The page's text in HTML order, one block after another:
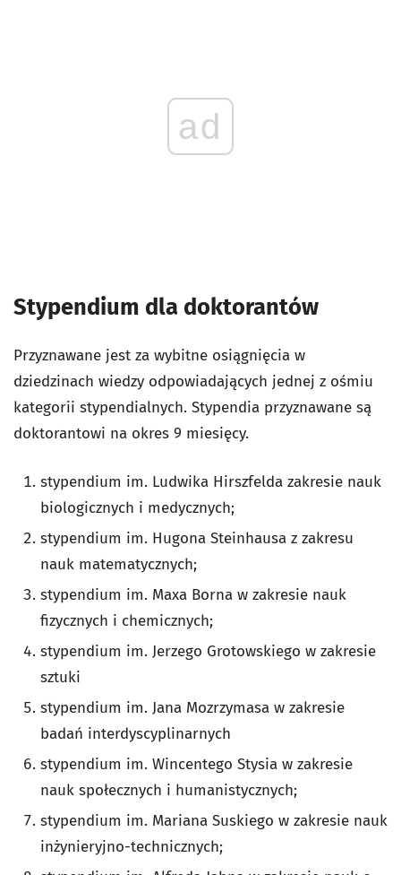
ad
Stypendium dla doktorantów
Przyznawane jest za wybitne osiągnięcia w
dziedzinach wiedzy odpowiadających jednej z ośmiu
kategorii stypendialnych. Stypendia przyznawane są
doktorantowi na okres 9 miesięcy.
stypendium im. Ludwika Hirszfelda zakresie nauk
biologicznych i medycznych;
stypendium im. Hugona Steinhausa z zakresu
nauk matematycznych;
stypendium im. Maxa Borna w zakresie nauk
fizycznych i chemicznych;
stypendium im. Jerzego Grotowskiego w zakresie
sztuki
stypendium im. Jana Mozrzymasa w zakresie
badań interdyscyplinarnych
stypendium im. Wincentego Stysia w zakresie
nauk społecznych i humanistycznych;
stypendium im. Mariana Suskiego w zakresie nauk
inżynieryjno-technicznych;